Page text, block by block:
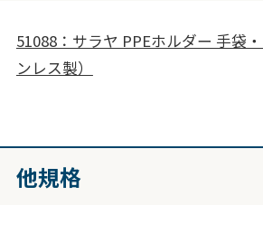
51088：サラヤ PPEホルダー 手袋
ンレス製）
他規格